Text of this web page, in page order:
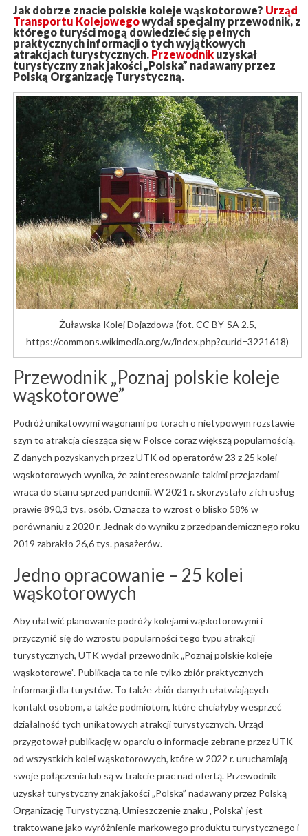
Jak dobrze znacie polskie koleje wąskotorowe? Urząd
Transportu Kolejowegowydał specjalny przewodnik, z
którego turyści mogą dowiedzieć się pełnych
praktycznych informacji o tych wyjątkowych
atrakcjach turystycznych. Przewodnikuzyskał
turystyczny znak jakości „Polska” nadawany przez
Polską Organizację Turystyczną.
Żuławska Kolej Dojazdowa (fot. CC BY-SA 2.5,
https://commons.wikimedia.org/w/index.php?curid=3221618)
Przewodnik „Poznaj polskie koleje
wąskotorowe”
Podróż unikatowymi wagonami po torach o nietypowym rozstawie
szyn to atrakcja ciesząca się w Polsce coraz większą popularnością.
Z danych pozyskanych przez UTK od operatorów 23 z 25 kolei
wąskotorowych wynika, że zainteresowanie takimi przejazdami
wraca do stanu sprzed pandemii. W 2021 r. skorzystało z ich usług
prawie 890,3 tys. osób. Oznacza to wzrost o blisko 58% w
porównaniu z 2020 r. Jednak do wyniku z przedpandemicznego roku
2019 zabrakło 26,6 tys. pasażerów.
Jedno opracowanie – 25 kolei
wąskotorowych
Aby ułatwić planowanie podróży kolejami wąskotorowymi i
przyczynić się do wzrostu popularności tego typu atrakcji
turystycznych, UTK wydał przewodnik „Poznaj polskie koleje
wąskotorowe”. Publikacja ta to nie tylko zbiór praktycznych
informacji dla turystów. To także zbiór danych ułatwiających
kontakt osobom, a także podmiotom, które chciałyby wesprzeć
działalność tych unikatowych atrakcji turystycznych. Urząd
przygotował publikację w oparciu o informacje zebrane przez UTK
od wszystkich kolei wąskotorowych, które w 2022 r. uruchamiają
swoje połączenia lub są w trakcie prac nad ofertą. Przewodnik
uzyskał turystyczny znak jakości „Polska” nadawany przez Polską
Organizację Turystyczną. Umieszczenie znaku „Polska” jest
traktowane jako wyróżnienie markowego produktu turystycznego i